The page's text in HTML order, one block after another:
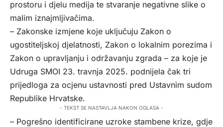
prostoru i djelu medija te stvaranje negativne slike o
malim iznajmljivačima.
– Zakonske izmjene koje uključuju Zakon o
ugostiteljskoj djelatnosti, Zakon o lokalnim porezima i
Zakon o upravljanju i održavanju zgrada – za koje je
Udruga SMOI 23. travnja 2025. podnijela čak tri
prijedloga za ocjenu ustavnosti pred Ustavnim sudom
Republike Hrvatske.
- TEKST SE NASTAVLJA NAKON OGLASA -
– Pogrešno identificirane uzroke stambene krize, gdje